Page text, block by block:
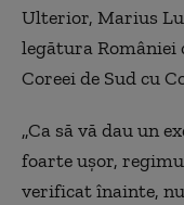
Ulterior, Marius
legătura României
Coreei de Sud cu
„Ca să vă dau un
foarte ușor,
verificat înainte,